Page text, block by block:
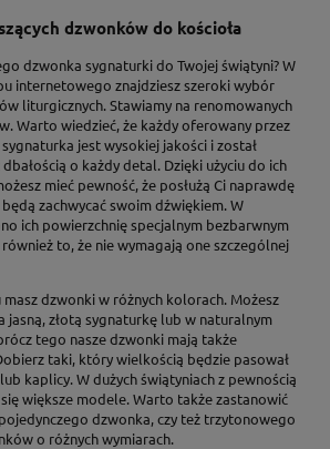
dzwonków do kościoła
dzwonka sygnaturki do Twojej świątyni? W
internetowego znajdziesz szeroki wybór
liturgicznych. Stawiamy na renomowanych
Warto wiedzieć, że każdy oferowany przez
jest wysokiej jakości i został
o każdy detal. Dzięki użyciu do ich
mieć pewność, że posłużą Ci naprawdę
zachwycać swoim dźwiękiem. W
ich powierzchnię specjalnym bezbarwnym
to, że nie wymagają one szczególnej
dzwonki w różnych kolorach. Możesz
jasną, złotą sygnaturkę lub w naturalnym
tego nasze dzwonki mają także
taki, który wielkością będzie pasował
kaplicy. W dużych świątyniach z pewnością
większe modele. Warto także zastanowić
dzwonka, czy też trzytonowego
o różnych wymiarach.